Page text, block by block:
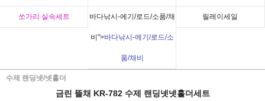
쏘가리 실속세트 바다낚시-에기/로드/소품/채
비">바다낚시-에기/로드/소
품/채비
릴레이세일
수제 랜딩넷/넷홀더
금린 뜰채 KR-782 수제 랜딩넷넷홀더세트